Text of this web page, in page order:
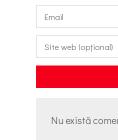
Nu există